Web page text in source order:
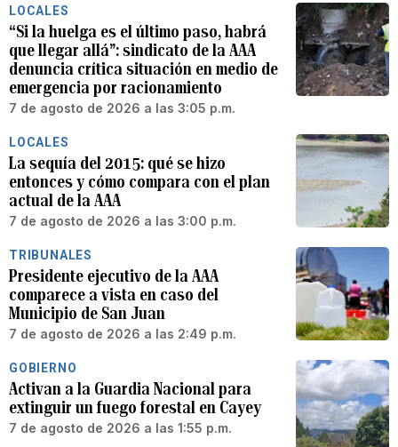
LOCALES
“Si la huelga es el último paso, habrá
que llegar allá”: sindicato de la AAA
denuncia crítica situación en medio de
emergencia por racionamiento
7 de agosto de 2026 a las 3:05 p.m.
LOCALES
La sequía del 2015: qué se hizo
entonces y cómo compara con el plan
actual de la AAA
7 de agosto de 2026 a las 3:00 p.m.
TRIBUNALES
Presidente ejecutivo de la AAA
comparece a vista en caso del
Municipio de San Juan
7 de agosto de 2026 a las 2:49 p.m.
GOBIERNO
Activan a la Guardia Nacional para
extinguir un fuego forestal en Cayey
7 de agosto de 2026 a las 1:55 p.m.